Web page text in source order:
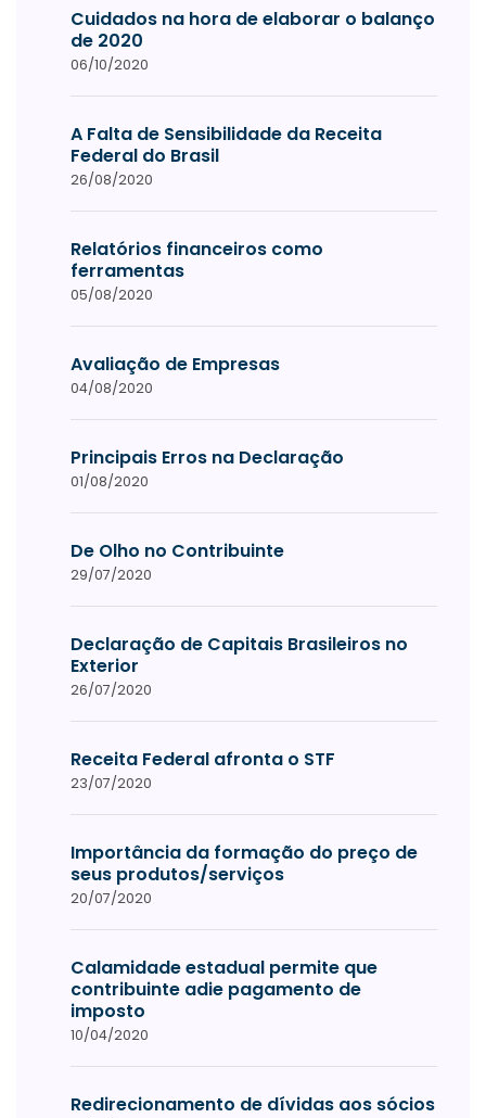
Cuidados na hora de elaborar o balanço
de 2020
06/10/2020
A Falta de Sensibilidade da Receita
Federal do Brasil
26/08/2020
Relatórios financeiros como
ferramentas
05/08/2020
Avaliação de Empresas
04/08/2020
Principais Erros na Declaração
01/08/2020
De Olho no Contribuinte
29/07/2020
Declaração de Capitais Brasileiros no
Exterior
26/07/2020
Receita Federal afronta o STF
23/07/2020
Importância da formação do preço de
seus produtos/serviços
20/07/2020
Calamidade estadual permite que
contribuinte adie pagamento de
imposto
10/04/2020
Redirecionamento de dívidas aos sócios